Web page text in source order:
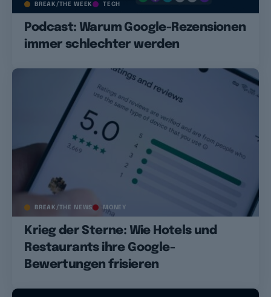
BREAK/THE WEEK TECH
Podcast: Warum Google-Rezensionen
immer schlechter werden
BREAK/THE NEWS MONEY
Krieg der Sterne: Wie Hotels und
Restaurants ihre Google-
Bewertungen frisieren